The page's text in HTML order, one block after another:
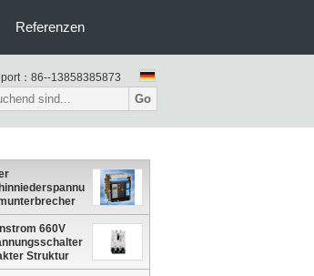
Referenzen
： 86--13858385873
Go
TANW1
660V
Struktur